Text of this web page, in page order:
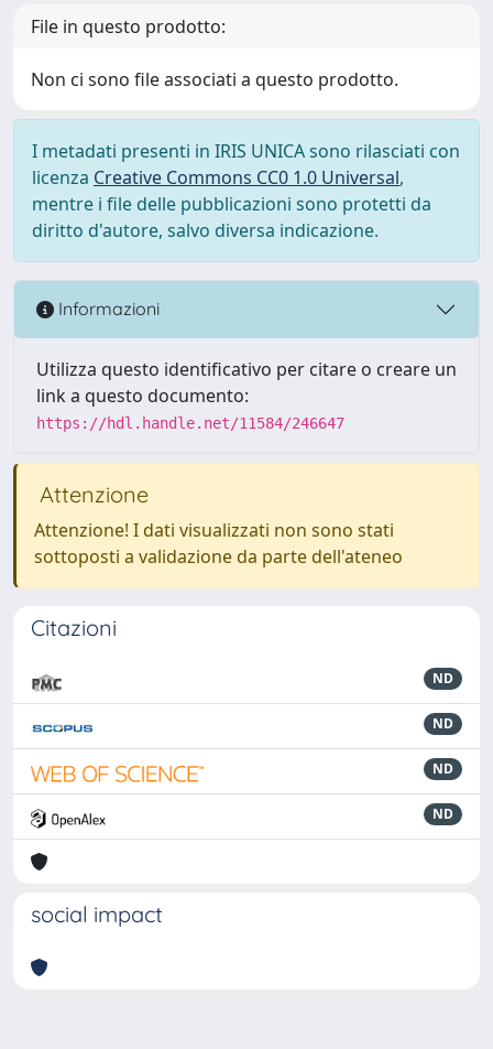
File in questo prodotto:
Non ci sono file associati a questo prodotto.
I metadati presenti in IRIS UNICA sono rilasciati con
licenza Creative Commons CC0 1.0 Universal,
mentre i file delle pubblicazioni sono protetti da
diritto d'autore, salvo diversa indicazione.
Informazioni
Utilizza questo identificativo per citare o creare un
link a questo documento:
https://hdl.handle.net/11584/246647
Attenzione
Attenzione! I dati visualizzati non sono stati
sottoposti a validazione da parte dell'ateneo
Citazioni
ND
ND
ND
ND
social impact